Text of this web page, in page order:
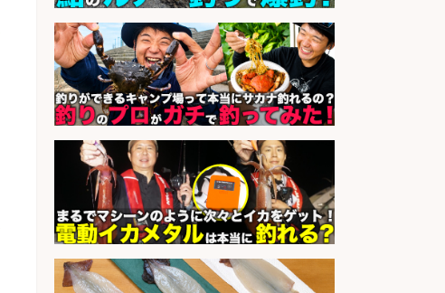
会社名 株式会社REnista
sponsored by 求人ボックス
釣り具などの出荷作業～～/工場/製
造
会社名 UTグループ株式会社
sponsored by 求人ボックス
釣り具の部品製造、旋盤段取り、機
械作業
会社名 グローブライド株式会社